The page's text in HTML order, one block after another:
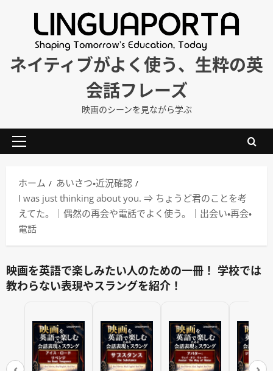
ネイティブがよく使う、生粋の英
会話フレーズ
映画のシーンを見ながら学ぶ
メ
ン
メ
ニ
ュ
ホーム
あいさつ・近況確認
I was just thinking about you. ⇒ ちょうど君のことを考
えてた。｜偶然の再会や電話でよく使う。｜出会い・再会・
電話
映画を英語で楽しみたい人のための一冊！ 学校では
教わらない表現やスラングを紹介！